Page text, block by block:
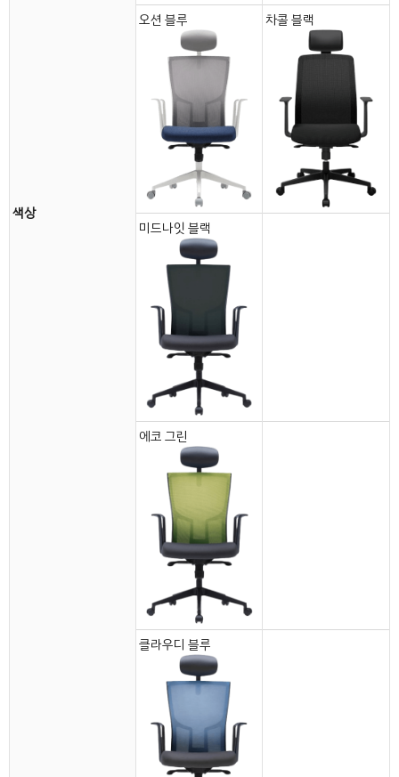
색상
오션 블루 차콜 블랙
미드나잇 블랙
에코 그린
클라우디 블루